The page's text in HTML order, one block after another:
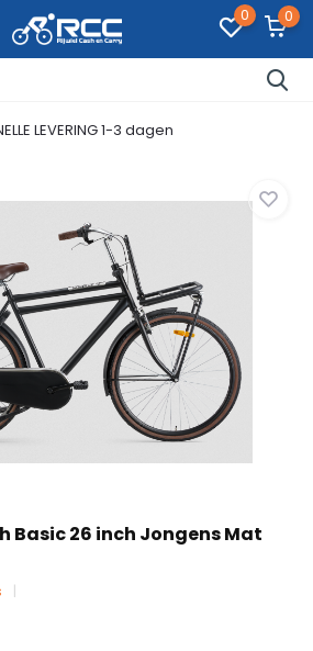
0 0
LEVERING 1-3 dagen
Basic 26 inch Jongens Mat